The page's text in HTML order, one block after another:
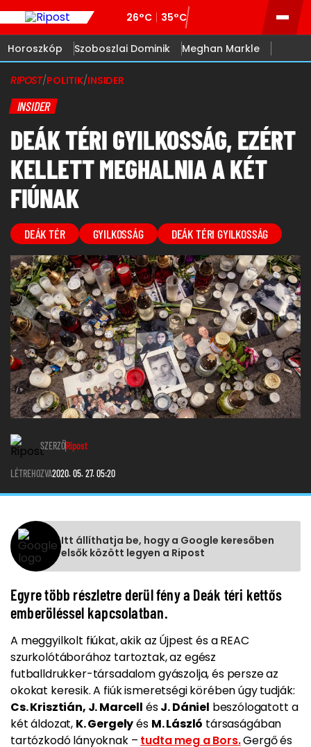
26°C 35°C
Horoszkóp Szoboszlai Dominik Meghan Markle
RIPOST/POLITIK/INSIDER
INSIDER
DEÁK TÉRI GYILKOSSÁG, EZÉRT
KELLETT MEGHALNIA A KÉT
FIÚNAK
DEÁK TÉR GYILKOSSÁG DEÁK TÉRI GYILKOSSÁG
SZERZŐRipost
LÉTREHOZVA2020. 05. 27. 05:20
Itt állíthatja be, hogy a Google keresőben
elsők között legyen a Ripost
Egyre több részletre derül fény a Deák téri kettős
emberöléssel kapcsolatban.
A meggyilkolt fiúkat, akik az Újpest és a REAC
szurkolótáborához tartoztak, az egész
futballdrukker-társadalom gyászolja, és persze az
okokat keresik. A fiúk ismeretségi körében úgy tudják:
Cs. Krisztián, J. Marcell ésJ. Dániel beszólogatott a
két áldozat, K. Gergelyés M. László társaságában
tartózkodó lányoknak – tudta meg a Bors.Gergő és